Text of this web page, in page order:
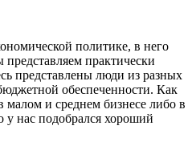
политике, в него
практически
представлены люди из разных
обеспеченности. Как
малом и среднем бизнесе либо в
у нас подобрался хороший